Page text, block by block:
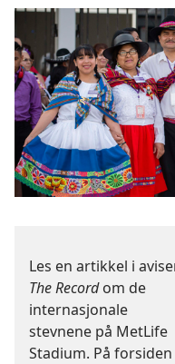
Les en artikkel i
The Recordom de
internasjonale
stevnene på MetLife
Stadium. På forsiden